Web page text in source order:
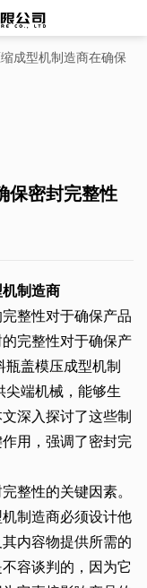
成型机制造商在确保
保密封完整性
制造商
整性对于确保产品
完整性对于确保产
瓶盖模压成型机制
尖端机械，能够生
深入探讨了这些制
用，强调了密封完
整性的关键因素。
制造商必须设计他
内容物提供所需的
容谈判的，因为它